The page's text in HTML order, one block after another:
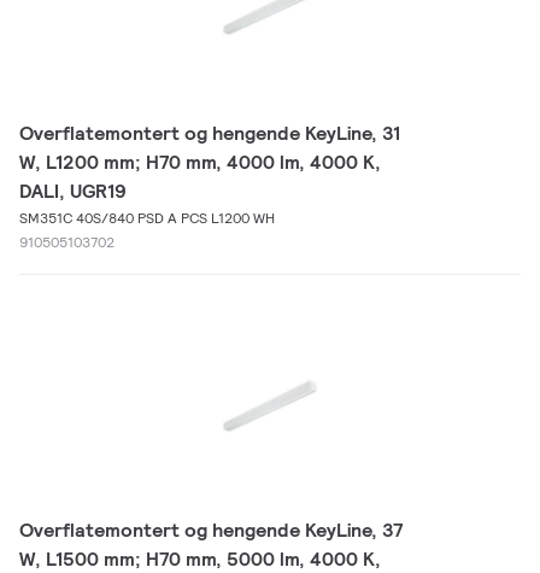
Overflatemontert og hengende KeyLine, 31
W, L1200 mm; H70 mm, 4000 lm, 4000 K,
DALI, UGR19
SM351C 40S/840 PSD A PCS L1200 WH
910505103702
Overflatemontert og hengende KeyLine, 37
W, L1500 mm; H70 mm, 5000 lm, 4000 K,